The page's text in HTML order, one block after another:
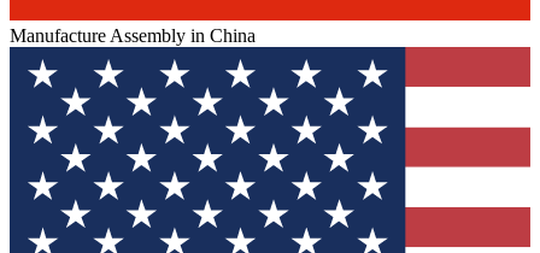
Manufacture Assembly in China